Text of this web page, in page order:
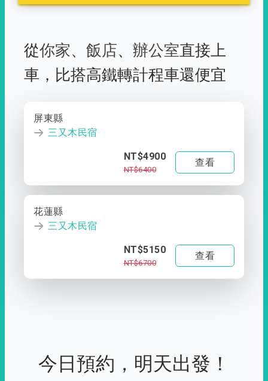
從你家、 飯店、 辦公室直接上
車， 比搭高鐵轉計程車還便宜
屏東縣
三又木民宿
NT$4900
NT$6400
查看
花蓮縣
三又木民宿
NT$5150
NT$6700
查看
今日預約，明天出發！